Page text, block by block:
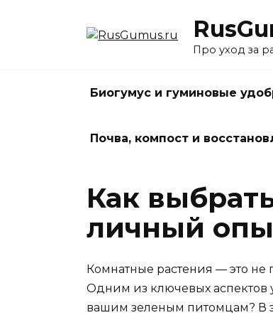
Про уход за
Биогумус и гуминовые
Почва, компост и
Как
личный
Комнатные растения — это
Одним из ключевых аспектов
вашим зеленым питомцам? В